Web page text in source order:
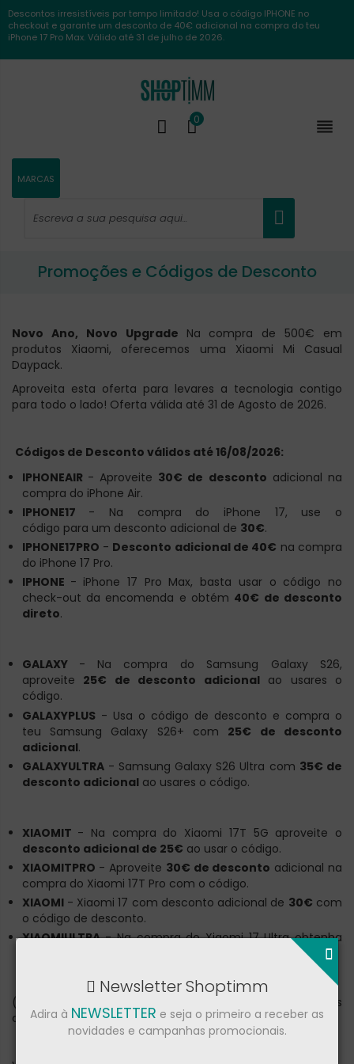
Descontos irresistíveis por tempo limitado! Usa o código IPHONE no
checkout e garante um desconto de 40€ adicional na compra do teu
iPhone 17 Pro Max. Válido até 31 de julho de 2026.

0
MARCAS
Promoções e Códigos de Desconto
Novo Ano, Novo Upgrade Na compra de 500€ em
produtos Xiaomi, oferecemos uma Xiaomi Mi Casual
Daypack.
Aproveita esta oferta para levares a tecnologia contigo
para todo o lado! Oferta válida até 31 de Agosto de 2026.
Códigos de Desconto válidos até 16/08/2026:
IPHONEAIR - Aproveite 30€ de desconto adicional na
compra do iPhone Air.
IPHONE17 - Na compra do iPhone 17, use o
código para um desconto adicional de 30€.
IPHONE17PRO - Desconto adicional de 40€ na compra
do iPhone 17 Pro.
IPHONE - iPhone 17 Pro Max, basta usar o código no
check-out da encomenda e obtém 40€ de desconto
direto.
GALAXY -
Na compra do Samsung Galaxy S26,
aproveite 25€ de desconto adicionalao usares o
código.
GALAXYPLUS - Usa o código de desconto e compra o
teu Samsung Galaxy S26+ com 25€ de desconto
adicional.
GALAXYULTRA- Samsung Galaxy S26 Ultra com 35€ de
desconto adicionalao usares o código.
XIAOMIT - Na compra do Xiaomi 17T 5G aproveite o
desconto adicional de 25€ ao usar o código.
XIAOMITPRO - Aproveite 30€ de desconto adicional na
compra do Xiaomi 17T Pro com o código.
XIAOMI- Xiaomi 17 com desconto adicional de 30€ com
o código de desconto.
XIAOMIULTRA- Na compra do Xiaomi 17 Ultra obtenha
(códigos de descontos não acumuláveis com outros
códigos de desconto)
Newsletter Shoptimm
Adira à NEWSLETTER e seja o primeiro a receber as
novidades e campanhas promocionais.